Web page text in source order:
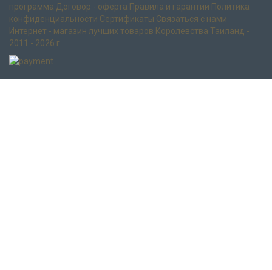
программа Договор - оферта Правила и гарантии Политика
конфиденциальности Сертификаты Связаться с нами
Интернет - магазин лучших товаров Королевства Таиланд -
2011 - 2026 г.